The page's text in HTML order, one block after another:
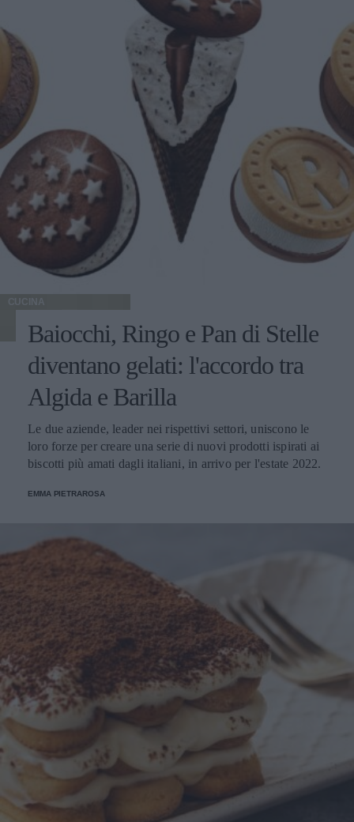
CUCINA
Baiocchi, Ringo e Pan di Stelle
diventano gelati: l'accordo tra
Algida e Barilla
Le due aziende, leader nei rispettivi settori, uniscono le
loro forze per creare una serie di nuovi prodotti ispirati ai
biscotti più amati dagli italiani, in arrivo per l'estate 2022.
EMMA PIETRAROSA